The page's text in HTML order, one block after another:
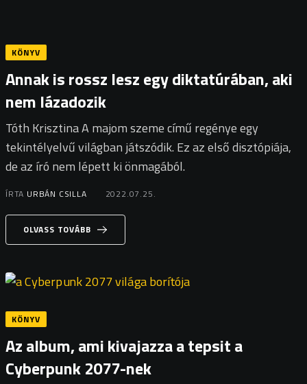
KÖNYV
Annak is rossz lesz egy diktatúrában, aki
nem lázadozik
Tóth Krisztina A majom szeme című regénye egy
tekintélyelvű világban játszódik. Ez az első disztópiája,
de az író nem lépett ki önmagából.
ÍRTA URBÁN CSILLA 2022.07.25.
OLVASS TOVÁBB
KÖNYV
Az album, ami kivajazza a tepsit a
Cyberpunk 2077-nek